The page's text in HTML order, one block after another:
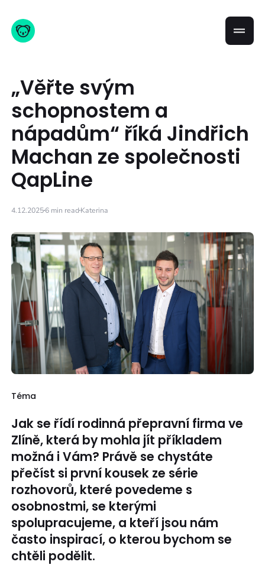
„Věřte svým
schopnostem a
nápadům“ říká Jindřich
Machan ze společnosti
QapLine
4.12.20256 min readKaterina
Téma
Jak se řídí rodinná přepravní firma ve
Zlíně, která by mohla jít příkladem
možná i Vám? Právě se chystáte
přečíst si první kousek ze série
rozhovorů, které povedeme s
osobnostmi, se kterými
spolupracujeme, a kteří jsou nám
často inspirací, o kterou bychom se
chtěli podělit.